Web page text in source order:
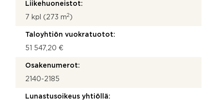
Liikehuoneistot:
7 kpl (273 m2 )
Taloyhtiön vuokratuotot:
51 547,20 €
Osakenumerot:
2140-2185
Lunastusoikeus yhtiöllä: